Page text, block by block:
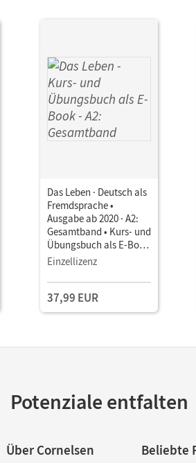
Das Leben · Deutsch als
Fremdsprache •
Ausgabe ab 2020 · A2:
Gesamtband • Kurs- und
Übungsbuch als E-Book
Mit Medien
Einzellizenz
37,99 EUR
Potenziale entfalten
Über Cornelsen Beliebte